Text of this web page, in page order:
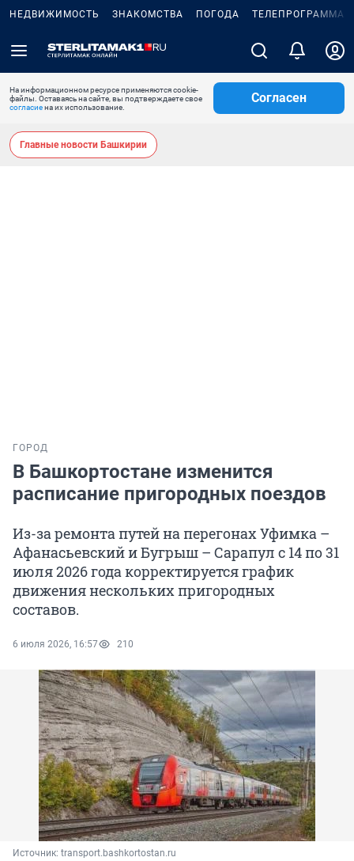
НЕДВИЖИМОСТЬ ЗНАКОМСТВА ПОГОДА ТЕЛЕПРОГРАММА
На информационном ресурсе применяются cookie-
файлы. Оставаясь на сайте, вы подтверждаете свое
согласиена их использование.
Согласен
Главные новости Башкирии
ГОРОД
В Башкортостане изменится
расписание пригородных поездов
Из-за ремонта путей на перегонах Уфимка –
Афанасьевский и Бугрыш – Сарапул с 14 по 31
июля 2026 года корректируется график
движения нескольких пригородных
составов.
6 июля 2026, 16:57 210
Источник: transport.bashkortostan.ru